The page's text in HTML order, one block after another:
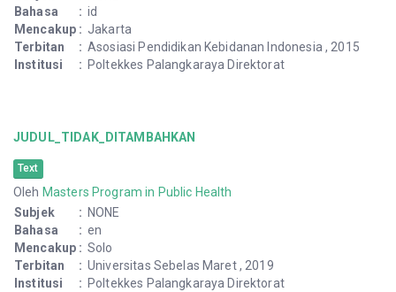
Bahasa
: id
Mencakup : Jakarta
Terbitan
: Asosiasi Pendidikan Kebidanan Indonesia , 2015
Institusi
: Poltekkes Palangkaraya Direktorat
JUDUL_TIDAK_DITAMBAHKAN
Text
Oleh Masters Program in Public Health
Subjek
: NONE
Bahasa
: en
Mencakup : Solo
Terbitan
: Universitas Sebelas Maret , 2019
Institusi
: Poltekkes Palangkaraya Direktorat